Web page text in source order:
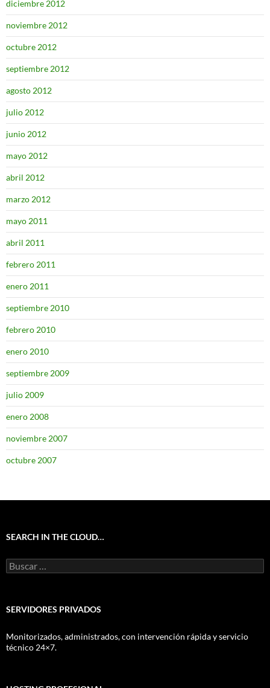
diciembre 2012
noviembre 2012
octubre 2012
septiembre 2012
agosto 2012
julio 2012
junio 2012
mayo 2012
abril 2012
marzo 2012
mayo 2011
abril 2011
febrero 2011
enero 2011
septiembre 2010
febrero 2010
enero 2010
septiembre 2009
julio 2009
enero 2008
noviembre 2007
octubre 2007
SEARCH IN THE CLOUD…
Buscar:
SERVIDORES PRIVADOS
Monitorizados, administrados, con intervención rápida y servicio
técnico 24×7.